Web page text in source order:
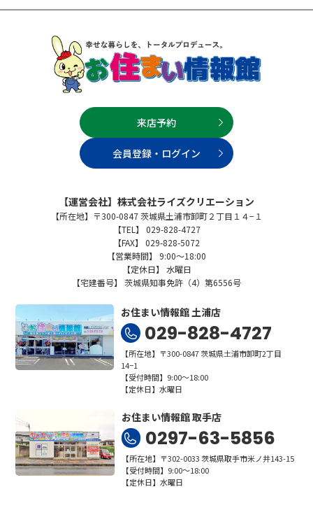
来店予約
会員登録・ログイン
【運営会社】株式会社ライズクリエーション
【所在地】〒300-0847 茨城県土浦市卸町２丁目１４−１
【TEL】 029-828-4727
【FAX】 029-828-5072
【営業時間】 9:00～18:00
【定休日】 水曜日
【宅建番号】 茨城県知事免許（4）第6556号
お住まい情報館 土浦店
029-828-4727
【所在地】〒300-0847 茨城県土浦市卸町2丁目
14−1
【受付時間】9:00～18:00
【定休日】水曜日
お住まい情報館 取手店
0297-63-5856
【所在地】〒302-0033 茨城県取手市米ノ井143-15
【受付時間】9:00～18:00
【定休日】水曜日